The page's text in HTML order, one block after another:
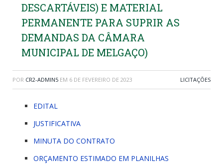
DESCARTÁVEIS) E MATERIAL
PERMANENTE PARA SUPRIR AS
DEMANDAS DA CÂMARA
MUNICIPAL DE MELGAÇO)
POR CR2-ADMIN5 EM 6 DE FEVEREIRO DE 2023 LICITAÇÕES
EDITAL
JUSTIFICATIVA
MINUTA DO CONTRATO
ORÇAMENTO ESTIMADO EM PLANILHAS